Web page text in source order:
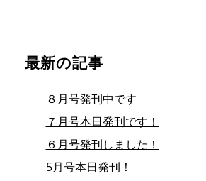
最新の記事
８月号発刊中です
７月号本日発刊です！
６月号発刊しました！
5月号本日発刊！